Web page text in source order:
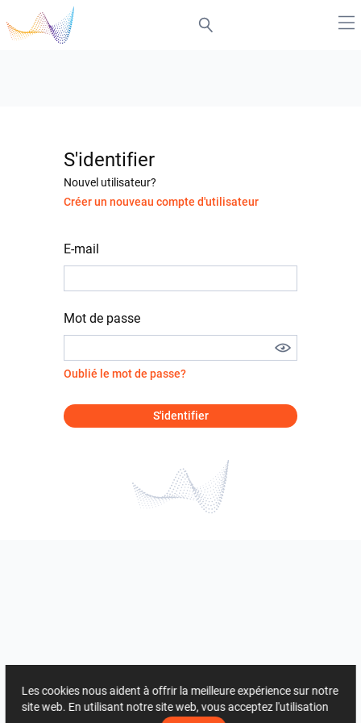
S'identifier
Nouvel utilisateur?
Créer un nouveau compte d'utilisateur
E-mail
Mot de passe
Oublié le mot de passe?
S'identifier
Les cookies nous aident à offrir la meilleure expérience sur notre
site web. En utilisant notre site web, vous acceptez l'utilisation